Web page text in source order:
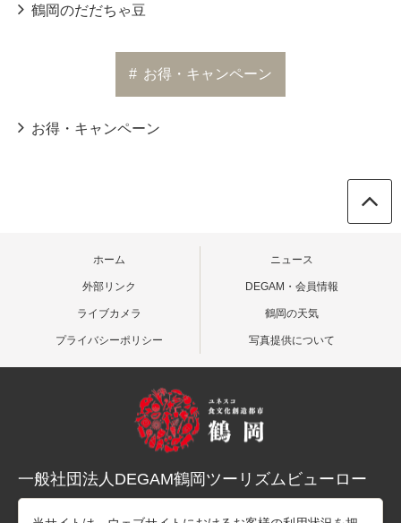
鶴岡のだだちゃ豆
# お得・キャンペーン
お得・キャンペーン
ホーム ニュース
外部リンク DEGAM・会員情報
ライブカメラ 鶴岡の天気
プライバシーポリシー 写真提供について
一般社団法人DEGAM鶴岡ツーリズムビューロー